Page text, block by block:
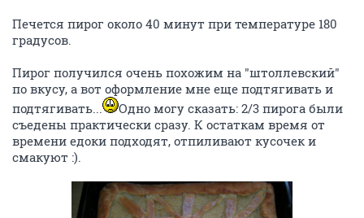
Печется пирог около 40 минут при температуре 180
градусов.
Пирог получился очень похожим на "штоллевский"
по вкусу, а вот оформление мне еще подтягивать и
подтягивать...
Одно могу сказать: 2/3 пирога были
съедены практически сразу. К остаткам время от
времени едоки подходят, отпиливают кусочек и
смакуют :).